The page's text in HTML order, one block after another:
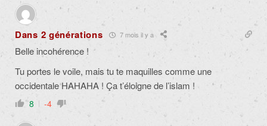
Dans 2 générations 7 mois il y a
Belle incohérence !
Tu portes le voile, mais tu te maquilles comme une
occidentale HAHAHA ! Ça t’éloigne de l’islam !
8 -4